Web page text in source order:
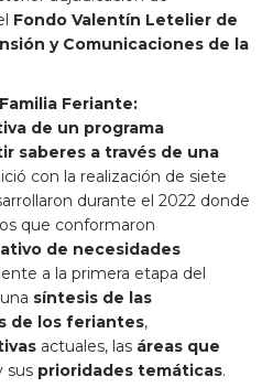
Fondo Valentín Letelier de
y Comunicaciones de la
Feriante:
de un programa
saberes a través de una
con la realización de siete
durante el 2022 donde
que conformaron
de necesidades
a la primera etapa del
síntesis de las
de los feriantes,
actuales, las áreas que
sus prioridades temáticas.